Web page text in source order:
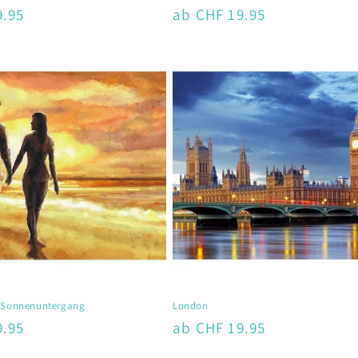
Normaler
ab CHF 19.95
London
Normaler
ab CHF 19.95